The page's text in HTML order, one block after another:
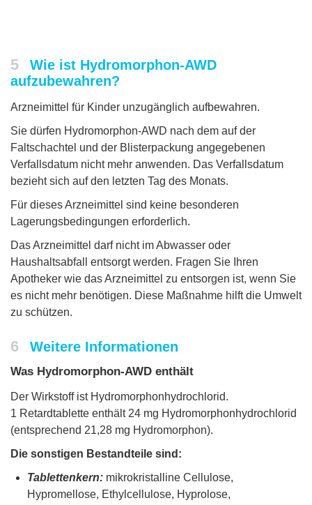
5
Wie ist Hydromorphon-AWD
aufzubewahren?
Arzneimittel für Kinder unzugänglich aufbewahren.
Sie dürfen Hydromorphon-AWD nach dem auf der
Faltschachtel und der Blisterpackung angegebenen
Verfallsdatum nicht mehr anwenden. Das Verfallsdatum
bezieht sich auf den letzten Tag des Monats.
Für dieses Arzneimittel sind keine besonderen
Lagerungsbedingungen erforderlich.
Das Arzneimittel darf nicht im Abwasser oder
Haushaltsabfall entsorgt werden. Fragen Sie Ihren
Apotheker wie das Arzneimittel zu entsorgen ist, wenn Sie
es nicht mehr benötigen. Diese Maßnahme hilft die Umwelt
zu schützen.
6 Weitere Informationen
Was Hydromorphon-AWD enthält
Der Wirkstoff ist Hydromorphonhydrochlorid.
1 Retardtablette enthält 24 mg Hydromorphonhydrochlorid
(entsprechend 21,28 mg Hydromorphon).
Die sonstigen Bestandteile sind:
Tablettenkern: mikrokristalline Cellulose,
Hypromellose, Ethylcellulose, Hyprolose,